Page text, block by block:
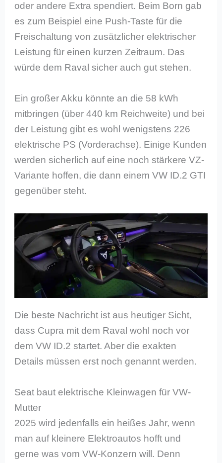
oder andere Extra spendiert. Beim Born gab
es zum Beispiel eine Push-Taste für die
Freischaltung von zusätzlicher elektrischer
Leistung für einen kurzen Zeitraum. Das
würde dem Raval sicher auch gut stehen.
Ein großer Akku könnte an die 58 kWh
mitbringen (über 440 km Reichweite) und bei
der Leistung gibt es wohl wenigstens 226
elektrische PS (Vorderachse). Einige Kunden
werden sicherlich auf eine noch stärkere VZ-
Variante hoffen, die dann einem VW ID.2 GTI
gegenüber steht.
Die beste Nachricht ist aus heutiger Sicht,
dass Cupra mit dem Raval wohl noch vor
dem VW ID.2 startet. Aber die exakten
Details müssen erst noch genannt werden.
Seat baut elektrische Kleinwagen für VW-
Mutter
2025 wird jedenfalls ein heißes Jahr, wenn
man auf kleinere Elektroautos hofft und
gerne was vom VW-Konzern will. Denn